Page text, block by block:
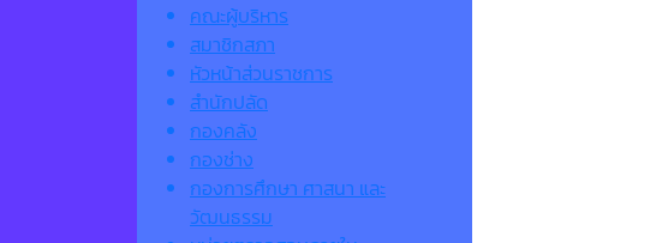
คณะผู้บริหาร
สมาชิกสภา
หัวหน้าส่วนราชการ
สำนักปลัด
กองคลัง
กองช่าง
กองการศึกษา ศาสนา และ
วัฒนธรรม